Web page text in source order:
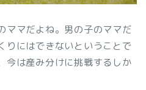
ママだよね。男の子のママだ
りにはできないということで
今は産み分けに挑戦するしか